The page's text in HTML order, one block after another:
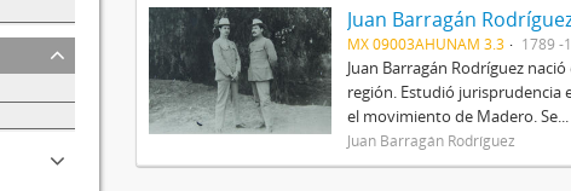
1
Juan Barragán
MX 09003AHUNAM 3.3 1789 -
Juan Barragán Rodríguez
región. Estudió jurisprudencia
el movimiento de Madero. Se...
Juan Barragán Rodríguez